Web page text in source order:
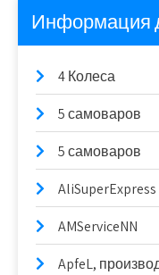
Информация
4 Колеса
5 самоваров
5 самоваров
AliSuperExpress
AMServiceNN
ApfeL,